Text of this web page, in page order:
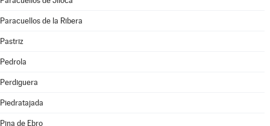
Paracuellos de la Ribera
Pastriz
Pedrola
Perdiguera
Piedratajada
Pina de Ebro